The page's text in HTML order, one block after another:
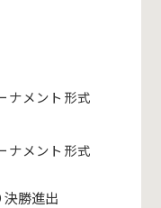
ナメント形式
ナメント形式
勝進出